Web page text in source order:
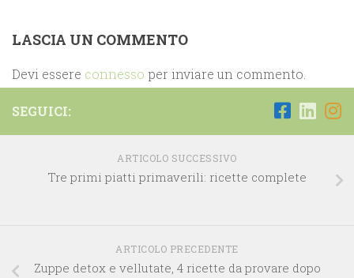
LASCIA UN COMMENTO
Devi essere connesso per inviare un commento.
SEGUICI:
ARTICOLO SUCCESSIVO
Tre primi piatti primaverili: ricette complete
ARTICOLO PRECEDENTE
Zuppe detox e vellutate, 4 ricette da provare dopo